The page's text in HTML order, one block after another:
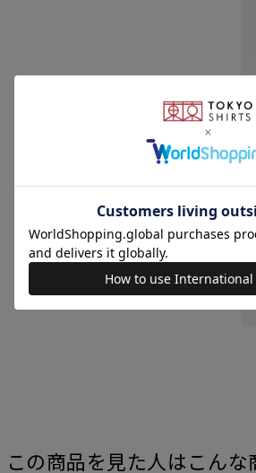
この商品を見た人はこん